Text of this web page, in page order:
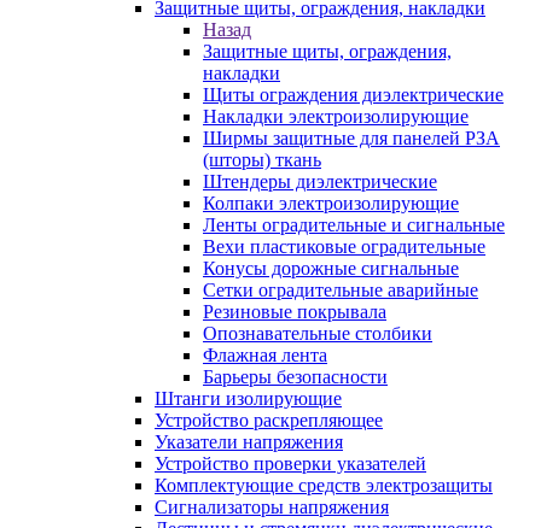
Защитные щиты, ограждения, накладки
Назад
Защитные щиты, ограждения,
накладки
Щиты ограждения диэлектрические
Накладки электроизолирующие
Ширмы защитные для панелей РЗА
(шторы) ткань
Штендеры диэлектрические
Колпаки электроизолирующие
Ленты оградительные и сигнальные
Вехи пластиковые оградительные
Конусы дорожные сигнальные
Сетки оградительные аварийные
Резиновые покрывала
Опознавательные столбики
Флажная лента
Барьеры безопасности
Штанги изолирующие
Устройство раскрепляющее
Указатели напряжения
Устройство проверки указателей
Комплектующие средств электрозащиты
Сигнализаторы напряжения